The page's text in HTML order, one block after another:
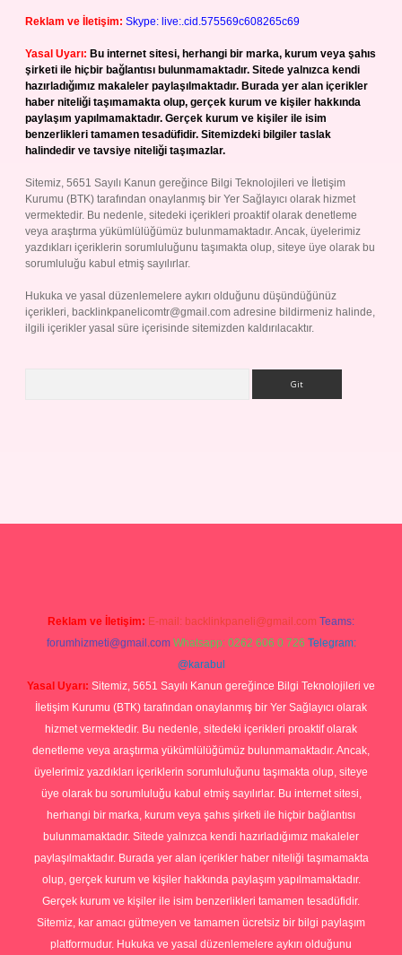
Reklam ve İletişim: Skype: live:.cid.575569c608265c69
Yasal Uyarı: Bu internet sitesi, herhangi bir marka, kurum veya şahıs
şirketi ile hiçbir bağlantısı bulunmamaktadır. Sitede yalnızca kendi
hazırladığımız makaleler paylaşılmaktadır. Burada yer alan içerikler
haber niteliği taşımamakta olup, gerçek kurum ve kişiler hakkında
paylaşım yapılmamaktadır. Gerçek kurum ve kişiler ile isim
benzerlikleri tamamen tesadüfidir. Sitemizdeki bilgiler taslak
halindedir ve tavsiye niteliği taşımazlar.
Sitemiz, 5651 Sayılı Kanun gereğince Bilgi Teknolojileri ve İletişim
Kurumu (BTK) tarafından onaylanmış bir Yer Sağlayıcı olarak hizmet
vermektedir. Bu nedenle, sitedeki içerikleri proaktif olarak denetleme
veya araştırma yükümlülüğümüz bulunmamaktadır. Ancak, üyelerimiz
yazdıkları içeriklerin sorumluluğunu taşımakta olup, siteye üye olarak bu
sorumluluğu kabul etmiş sayılırlar.
Hukuka ve yasal düzenlemelere aykırı olduğunu düşündüğünüz
içerikleri, backlinkpanelicomtr@gmail.com adresine bildirmeniz halinde,
ilgili içerikler yasal süre içerisinde sitemizden kaldırılacaktır.
Reklam ve İletişim: E-mail: backlinkpaneli@gmail.com Teams:
forumhizmeti@gmail.com Whatsapp: 0262 606 0 726 Telegram:
@karabul
Yasal Uyarı: Sitemiz, 5651 Sayılı Kanun gereğince Bilgi Teknolojileri ve
İletişim Kurumu (BTK) tarafından onaylanmış bir Yer Sağlayıcı olarak
hizmet vermektedir. Bu nedenle, sitedeki içerikleri proaktif olarak
denetleme veya araştırma yükümlülüğümüz bulunmamaktadır. Ancak,
üyelerimiz yazdıkları içeriklerin sorumluluğunu taşımakta olup, siteye
üye olarak bu sorumluluğu kabul etmiş sayılırlar. Bu internet sitesi,
herhangi bir marka, kurum veya şahıs şirketi ile hiçbir bağlantısı
bulunmamaktadır. Sitede yalnızca kendi hazırladığımız makaleler
paylaşılmaktadır. Burada yer alan içerikler haber niteliği taşımamakta
olup, gerçek kurum ve kişiler hakkında paylaşım yapılmamaktadır.
Gerçek kurum ve kişiler ile isim benzerlikleri tamamen tesadüfidir.
Sitemiz, kar amacı gütmeyen ve tamamen ücretsiz bir bilgi paylaşım
platformudur. Hukuka ve yasal düzenlemelere aykırı olduğunu